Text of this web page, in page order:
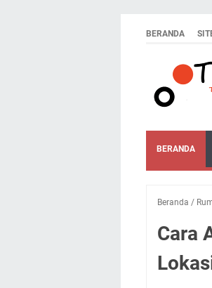
BERANDA
BERANDA
Beranda /
Cara